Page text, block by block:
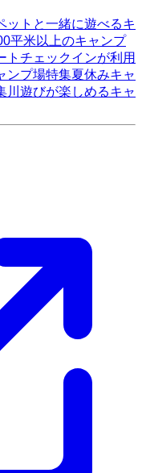
ットと一緒に遊べるキ
平米以上のキャンプ
トチェックインが利用
ンプ場特集夏休みキャ
川遊びが楽しめるキャ